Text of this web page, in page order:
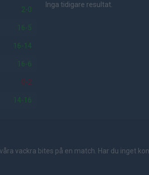
2-0
16-5
16-14
16-6
0-2
14-16
Inga tidigare resultat.
vackra bites på en match. Har du inget